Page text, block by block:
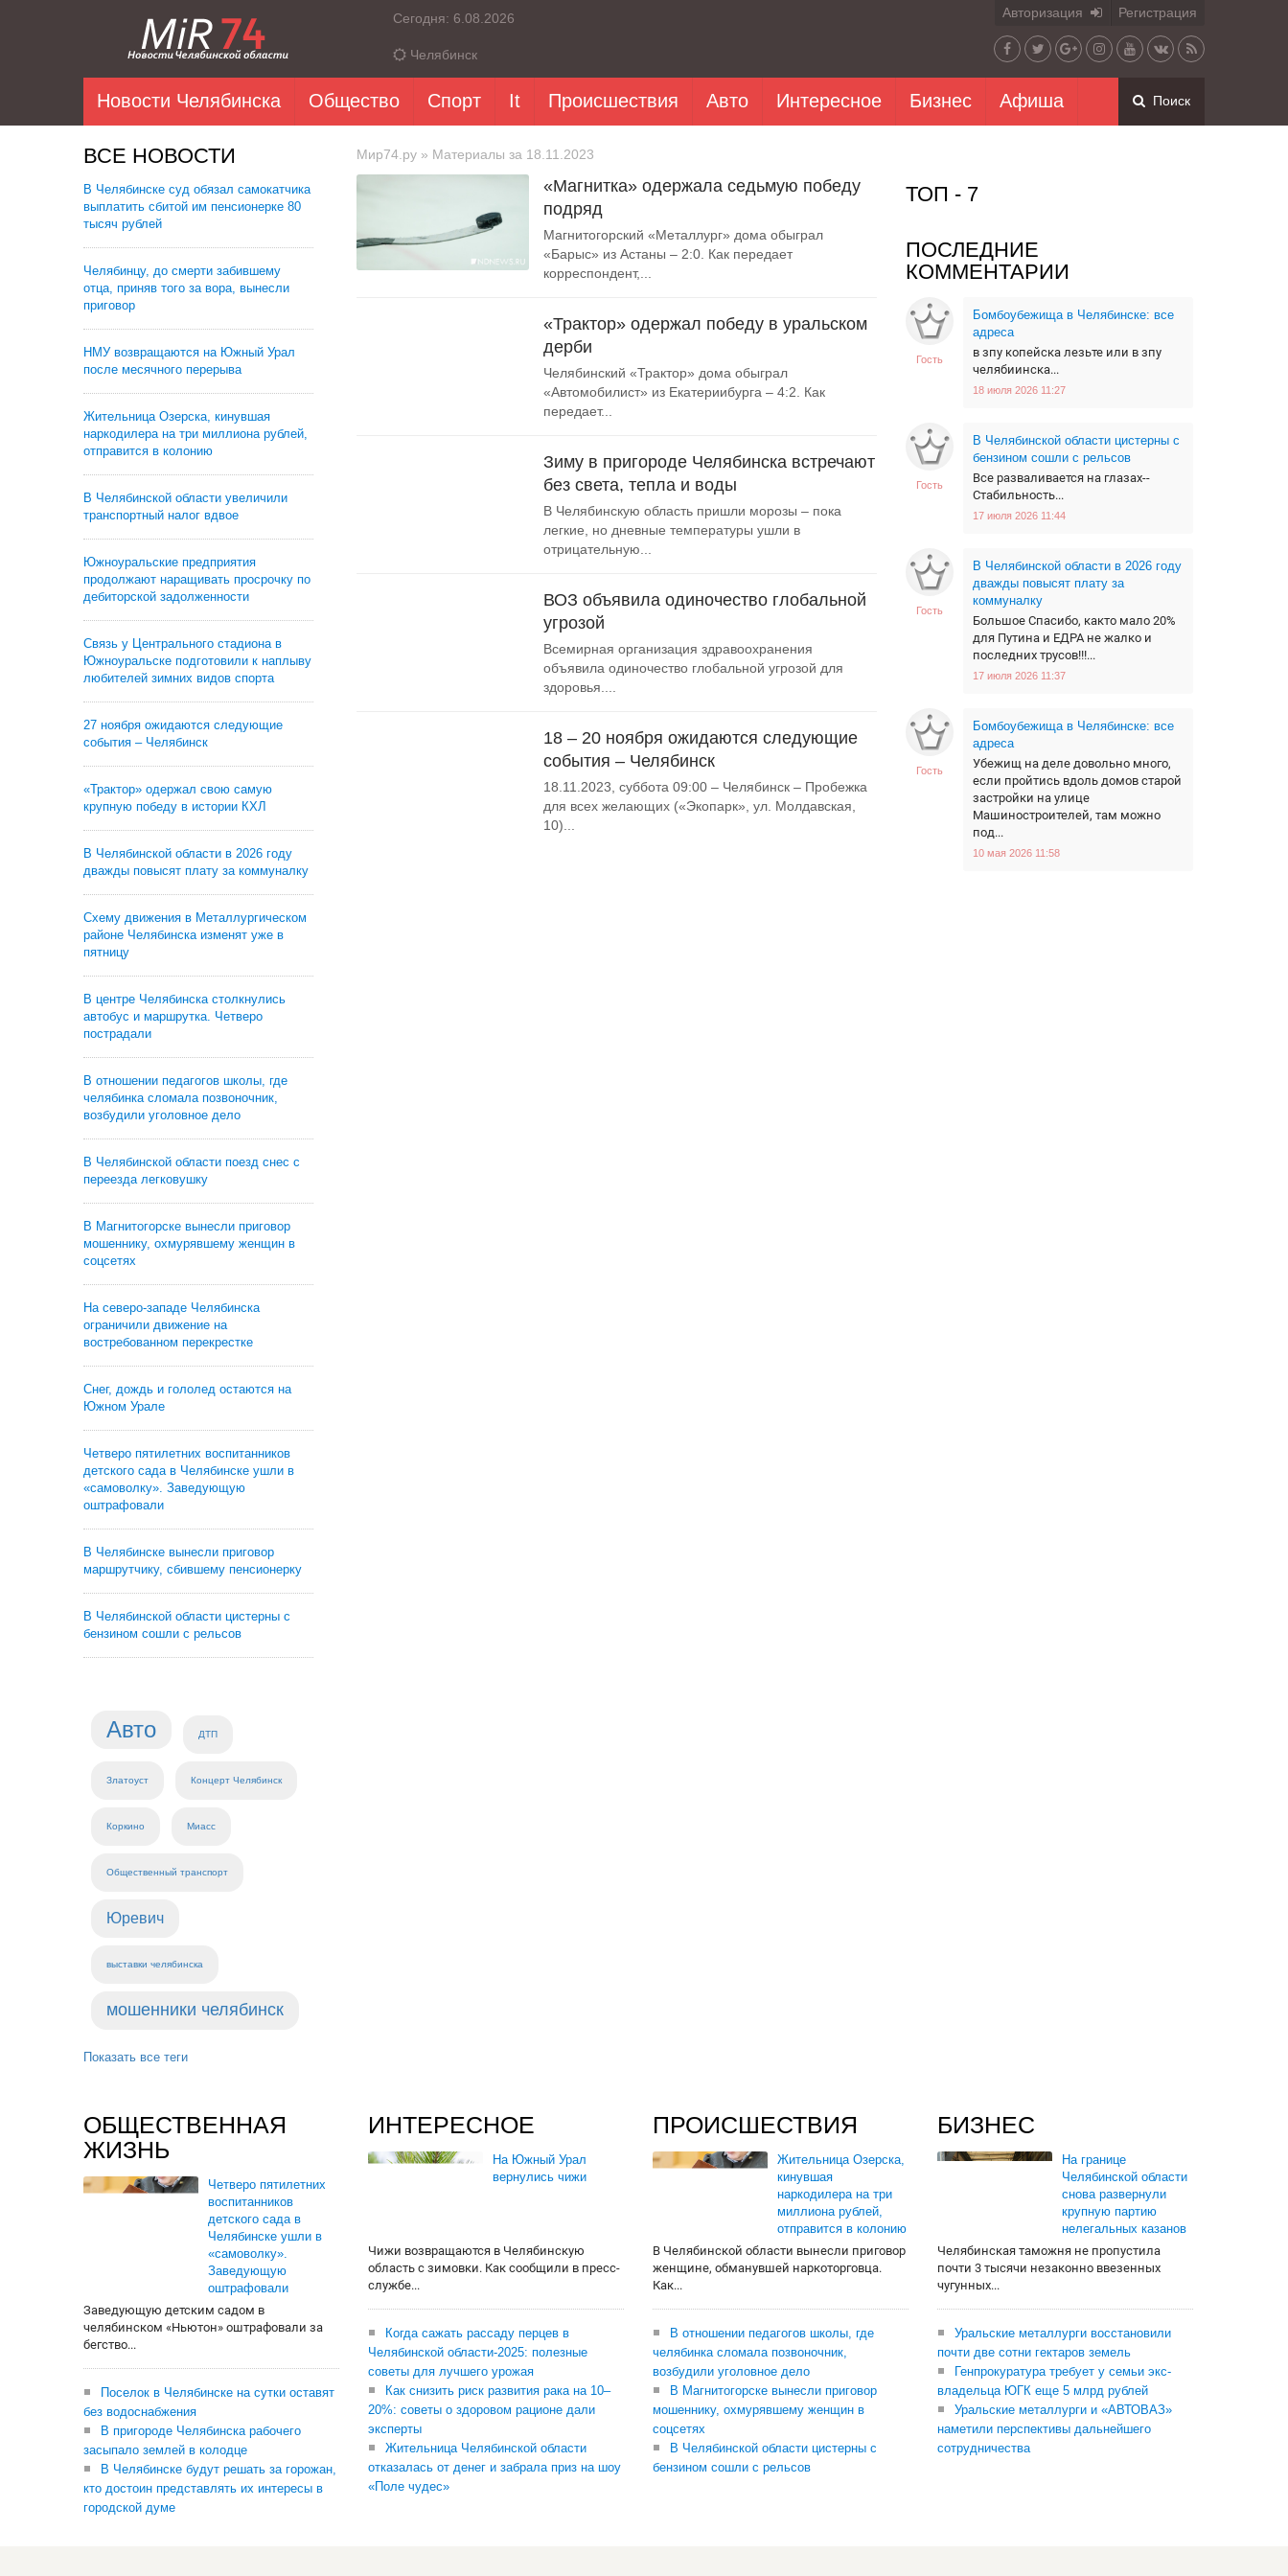
Сегодня: 6.08.2026
Челябинск
Авторизация Регистрация
Новости Челябинска Общество Спорт It Происшествия Авто Интересное Бизнес Афиша Поиск
ВСЕ НОВОСТИ
В Челябинске суд обязал самокатчика
выплатить сбитой им пенсионерке 80
тысяч рублей
Челябинцу, до смерти забившему
отца, приняв того за вора, вынесли
приговор
НМУ возвращаются на Южный Урал
после месячного перерыва
Жительница Озерска, кинувшая
наркодилера на три миллиона рублей,
отправится в колонию
В Челябинской области увеличили
транспортный налог вдвое
Южноуральские предприятия
продолжают наращивать просрочку по
дебиторской задолженности
Связь у Центрального стадиона в
Южноуральске подготовили к наплыву
любителей зимних видов спорта
27 ноября ожидаются следующие
события – Челябинск
«Трактор» одержал свою самую
крупную победу в истории КХЛ
В Челябинской области в 2026 году
дважды повысят плату за коммуналку
Схему движения в Металлургическом
районе Челябинска изменят уже в
пятницу
В центре Челябинска столкнулись
автобус и маршрутка. Четверо
пострадали
В отношении педагогов школы, где
челябинка сломала позвоночник,
возбудили уголовное дело
В Челябинской области поезд снес с
переезда легковушку
В Магнитогорске вынесли приговор
мошеннику, охмурявшему женщин в
соцсетях
На северо-западе Челябинска
ограничили движение на
востребованном перекрестке
Снег, дождь и гололед остаются на
Южном Урале
Четверо пятилетних воспитанников
детского сада в Челябинске ушли в
«самоволку». Заведующую
оштрафовали
В Челябинске вынесли приговор
маршрутчику, сбившему пенсионерку
В Челябинской области цистерны с
бензином сошли с рельсов
Авто ДТП
Златоуст Концерт Челябинск
Коркино Миасс
Общественный транспорт
Юревич
выставки челябинска
мошенники челябинск
Показать все теги
ТОП - 7
ПОСЛЕДНИЕ
КОММЕНТАРИИ
Гость
Бомбоубежища в Челябинске: все
адреса
в зпу копейска лезьте или в зпу
челябиинска...
18 июля 2026 11:27
Гость
В Челябинской области цистерны с
бензином сошли с рельсов
Все разваливается на глазах--
Стабильность...
17 июля 2026 11:44
Гость
В Челябинской области в 2026 году
дважды повысят плату за
коммуналку
Большое Спасибо, както мало 20%
для Путина и ЕДРА не жалко и
последних трусов!!!...
17 июля 2026 11:37
Гость
Бомбоубежища в Челябинске: все
адреса
Убежищ на деле довольно много,
если пройтись вдоль домов старой
застройки на улице
Машиностроителей, там можно
под...
10 мая 2026 11:58
Мир74.ру » Материалы за 18.11.2023
«Магнитка» одержала седьмую победу
подряд
Магнитогорский «Металлург» дома обыграл
«Барыс» из Астаны – 2:0. Как передает
корреспондент,...
«Трактор» одержал победу в уральском
дерби
Челябинский «Трактор» дома обыграл
«Автомобилист» из Екатериибурга – 4:2. Как
передает...
Зиму в пригороде Челябинска встречают
без света, тепла и воды
В Челябинскую область пришли морозы – пока
легкие, но дневные температуры ушли в
отрицательную...
ВОЗ объявила одиночество глобальной
угрозой
Всемирная организация здравоохранения
объявила одиночество глобальной угрозой для
здоровья....
18 – 20 ноября ожидаются следующие
события – Челябинск
18.11.2023, суббота 09:00 – Челябинск – Пробежка
для всех желающих («Экопарк», ул. Молдавская,
10)...
ОБЩЕСТВЕННАЯ
ЖИЗНЬ
Четверо пятилетних
воспитанников
детского сада в
Челябинске ушли в
«самоволку».
Заведующую
оштрафовали
Заведующую детским садом в
челябинском «Ньютон» оштрафовали за
бегство...
Поселок в Челябинске на сутки оставят
без водоснабжения
В пригороде Челябинска рабочего
засыпало землей в колодце
В Челябинске будут решать за горожан,
кто достоин представлять их интересы в
городской думе
ИНТЕРЕСНОЕ
На Южный Урал
вернулись чижи
Чижи возвращаются в Челябинскую
область с зимовки. Как сообщили в пресс-
службе...
Когда сажать рассаду перцев в
Челябинской области-2025: полезные
советы для лучшего урожая
Как снизить риск развития рака на 10–
20%: советы о здоровом рационе дали
эксперты
Жительница Челябинской области
отказалась от денег и забрала приз на шоу
«Поле чудес»
ПРОИСШЕСТВИЯ
Жительница Озерска,
кинувшая
наркодилера на три
миллиона рублей,
отправится в колонию
В Челябинской области вынесли приговор
женщине, обманувшей наркоторговца.
Как...
В отношении педагогов школы, где
челябинка сломала позвоночник,
возбудили уголовное дело
В Магнитогорске вынесли приговор
мошеннику, охмурявшему женщин в
соцсетях
В Челябинской области цистерны с
бензином сошли с рельсов
БИЗНЕС
На границе
Челябинской области
снова развернули
крупную партию
нелегальных казанов
Челябинская таможня не пропустила
почти 3 тысячи незаконно ввезенных
чугунных...
Уральские металлурги восстановили
почти две сотни гектаров земель
Генпрокуратура требует у семьи экс-
владельца ЮГК еще 5 млрд рублей
Уральские металлурги и «АВТОВАЗ»
наметили перспективы дальнейшего
сотрудничества